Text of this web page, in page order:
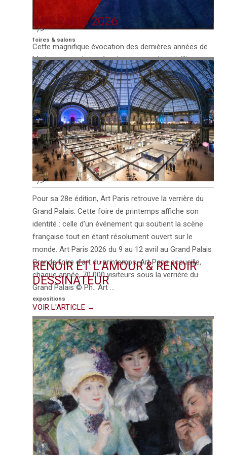
" />
Cette magnifique évocation des dernières années de
Matisse nous donne à voir, non un artiste vieillissant,
mais un artiste d’une extrême jeunesse et d’une
grande vivacité avec, en testament d’une vie, les
papiers découpés qui renouvellent complètement sa
grammaire sans renier pour autant de son passé de
fauve. Exposition Matisse 1941-1954 au Grand Palais
jusqu’au 26 juillet 2026. Vue de l’exposition. Ensemble
des 20 maquettes originales de l’album Jazz, …
VOIR L'ARTICLE →
ART PARIS 2026
foires & salons
" />
Pour sa 28e édition, Art Paris retrouve la verrière du
Grand Palais. Cette foire de printemps affiche son
identité : celle d’un événement qui soutient la scène
française tout en étant résolument ouvert sur le
monde. Art Paris 2026 du 9 au 12 avril au Grand Palais
Grande foire d’art du printemps, Art Paris accueille,
chaque année, 70 000 visiteurs sous la verrière du
Grand Palais © Ph.: Art …
VOIR L'ARTICLE →
RENOIR ET L’AMOUR & RENOIR
DESSINATEUR
expositions